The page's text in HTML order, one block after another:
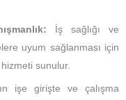
İş sağlığı ve
uyum sağlanması için
sunulur.
işe girişte ve çalışma